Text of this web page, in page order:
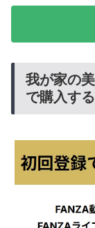
我が家の
で購入す